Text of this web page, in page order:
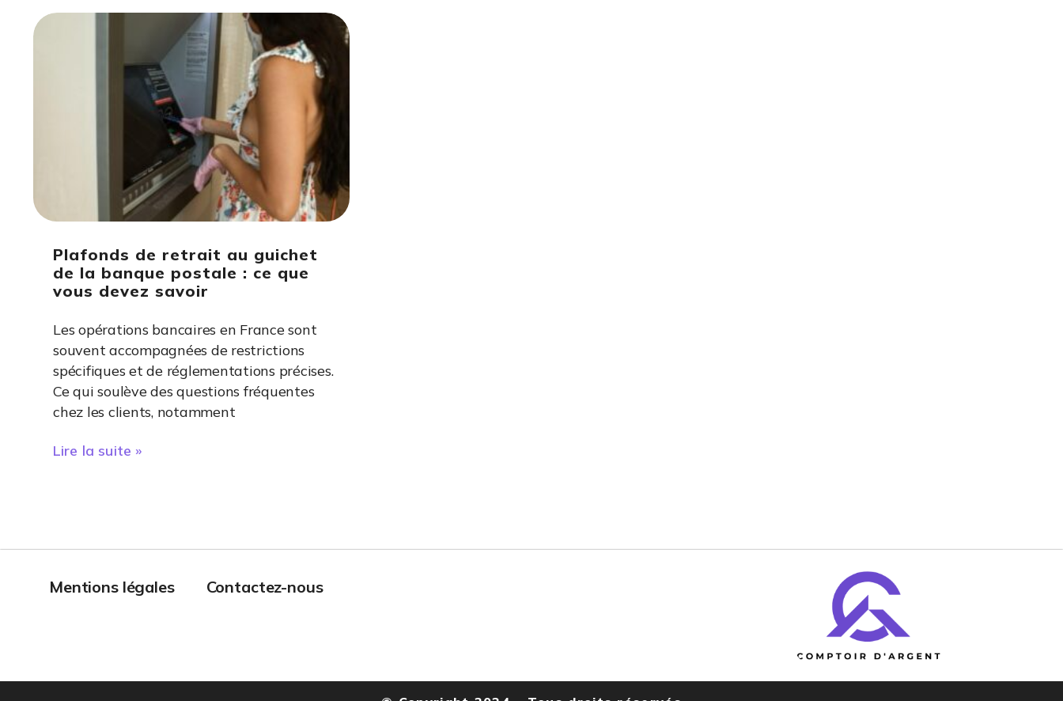
Plafonds de retrait au guichet
de la banque postale : ce que
vous devez savoir
Les opérations bancaires en France sont
souvent accompagnées de restrictions
spécifiques et de réglementations précises.
Ce qui soulève des questions fréquentes
chez les clients, notamment
Lire la suite »
Mentions légales Contactez-nous